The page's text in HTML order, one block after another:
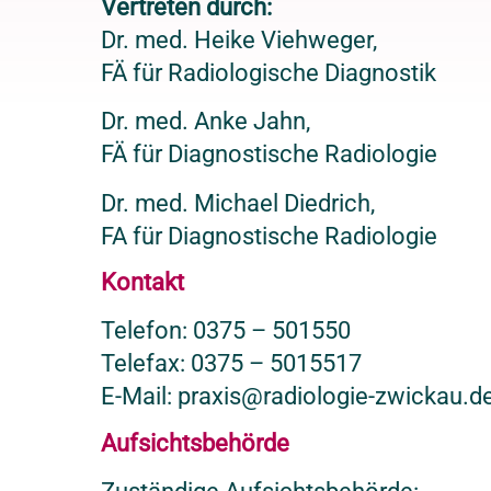
Vertreten durch:
Dr. med. Heike Viehweger,
FÄ für Radiologische Diagnostik
Dr. med. Anke Jahn,
FÄ für Diagnostische Radiologie
Dr. med. Michael Diedrich,
FA für Diagnostische Radiologie
Kontakt
Telefon: 0375 – 501550
Telefax: 0375 – 5015517
E-Mail: praxis@radiologie-
Aufsichtsbehörde